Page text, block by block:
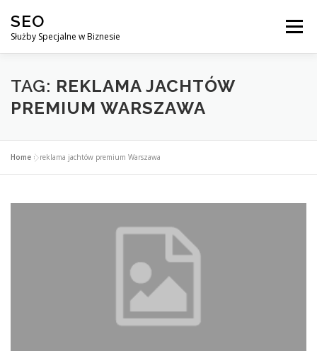
treści
SEO
Służby Specjalne w Biznesie
Menu
AGENCJA SEO CO ZYSKUJESZ ?
TAG: REKLAMA JACHTÓW
PREMIUM WARSZAWA
Home »reklama jachtów premium Warszawa